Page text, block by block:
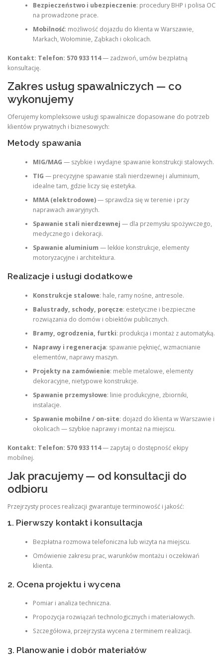
Bezpieczeństwo i ubezpieczenie: procedury BHP i polisa OC
na prowadzone prace.
Mobilność: możliwość dojazdu do klienta w Warszawie,
Markach, Wołominie, Ząbkach i okolicach.
Kontakt: Telefon: 570 933 114— zadzwoń, umów bezpłatną
konsultację.
Zakres usług spawalniczych — co
wykonujemy
Oferujemy kompleksowe usługi spawalnicze dopasowane do potrzeb
klientów prywatnych i biznesowych:
Metody spawania
MIG/MAG — szybkie i wydajne spawanie konstrukcji stalowych.
TIG — precyzyjne spawanie stali nierdzewnej i aluminium,
idealne tam, gdzie liczy się estetyka.
MMA (elektrodowe)— sprawdza się w terenie i przy
naprawach awaryjnych.
Spawanie stali nierdzewnej — dla przemysłu spożywczego,
medycznego i dekoracji.
Spawanie aluminium — lekkie konstrukcje, elementy
motoryzacyjne i architektura.
Realizacje i usługi dodatkowe
Konstrukcje stalowe: hale, ramy nośne, antresole.
Balustrady, schody, poręcze: estetyczne i bezpieczne
rozwiązania do domów i obiektów publicznych.
Bramy, ogrodzenia, furtki: produkcja i montaż z automatyką.
Naprawy i regeneracja: spawanie pęknięć, wzmacnianie
elementów, naprawy maszyn.
Projekty na zamówienie: meble metalowe, elementy
dekoracyjne, nietypowe konstrukcje.
Spawanie przemysłowe: linie produkcyjne, zbiorniki,
instalacje.
Spawanie mobilne / on-site: dojazd do klienta w Warszawie i
okolicach — szybkie naprawy i montaż na miejscu.
Kontakt: Telefon: 570 933 114— zapytaj o dostępność ekipy
mobilnej.
Jak pracujemy — od konsultacji do
odbioru
Przejrzysty proces realizacji gwarantuje terminowość i jakość:
1. Pierwszy kontakt i konsultacja
Bezpłatna rozmowa telefoniczna lub wizyta na miejscu.
Omówienie zakresu prac, warunków montażu i oczekiwań
klienta.
2. Ocena projektu i wycena
Pomiar i analiza techniczna.
Propozycja rozwiązań technologicznych i materiałowych.
Szczegółowa, przejrzysta wycena z terminem realizacji.
3. Planowanie i dobór materiałów